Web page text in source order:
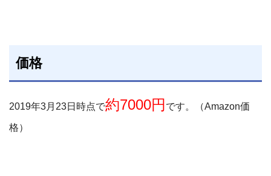
価格
2019年3月23日時点で約7000円 です。（Amazon価
格）